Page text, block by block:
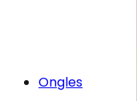
Ongles